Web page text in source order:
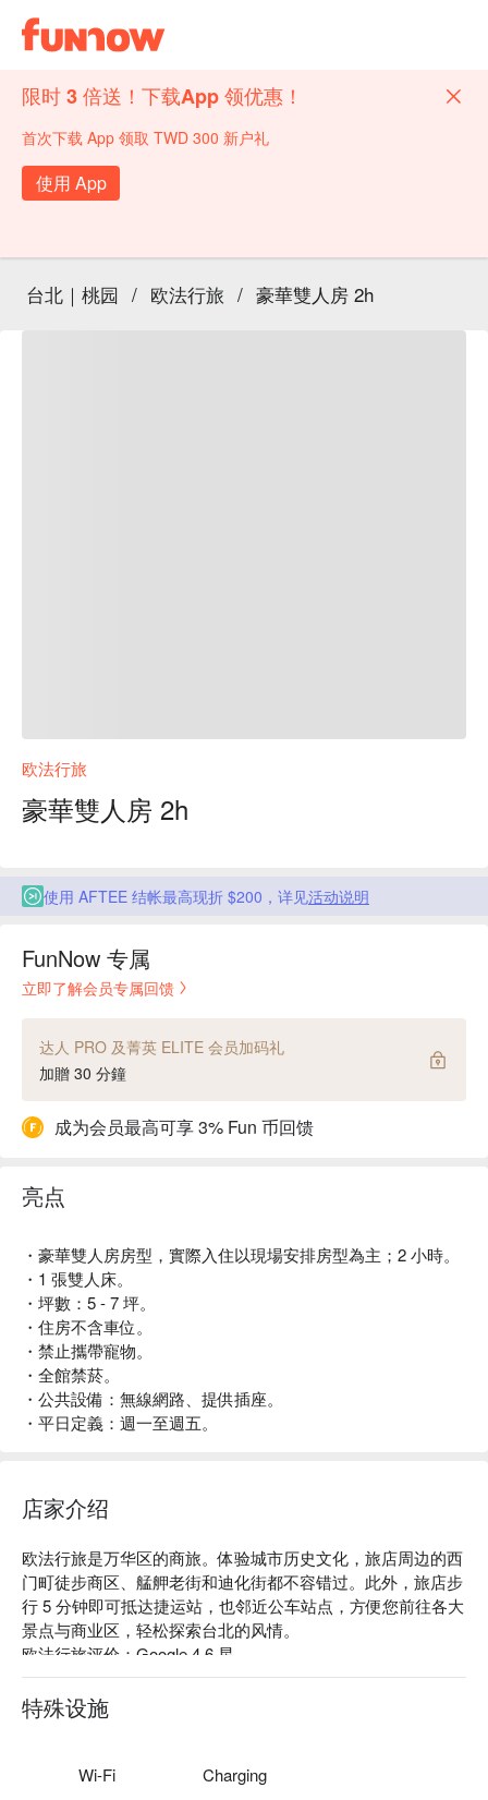
限时 3 倍送！下载App 领优惠！
首次下载 App 领取 TWD 300 新户礼
使用 App
台北｜桃园 / 欧法行旅 / 豪華雙人房 2h
欧法行旅
豪華雙人房 2h
使用 AFTEE 结帐最高现折 $200，详见活动说明
FunNow 专属
立即了解会员专属回馈
达人 PRO 及菁英 ELITE 会员加码礼
加贈 30 分鐘
成为会员最高可享 3% Fun 币回馈
亮点
・豪華雙人房房型，實際入住以現場安排房型為主；2 小時。
・1 張雙人床。
・坪數：5 - 7 坪。
・住房不含車位。
・禁止攜帶寵物。
・全館禁菸。
・公共設備：無線網路、提供插座。
・平日定義：週一至週五。
店家介绍
欧法行旅是万华区的商旅。体验城市历史文化，旅店周边的西
门町徒步商区、艋舺老街和迪化街都不容错过。此外，旅店步
行 5 分钟即可抵达捷运站，也邻近公车站点，方便您前往各大
景点与商业区，轻松探索台北的风情。
欧法行旅评价：Google 4.6 星
欧法行旅推荐：经过精心设计，拥有多种舒适房型，宽敞明亮
让您感受到如同家ㄧ般的温馨，在繁忙的旅程中充分休息。无
论是独自旅行、商务出差还是家庭度假，都能满足您对休憩的
欧法行旅优惠、欧法行旅住宿方案、欧法行旅休息方案立刻查
特殊设施
Wi-Fi Charging